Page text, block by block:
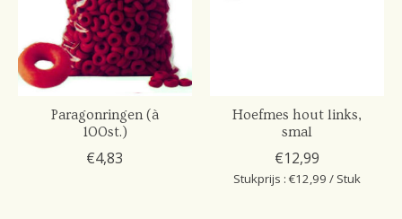
Paragonringen (à
100st.)
€4,83
Hoefmes hout links,
smal
€12,99
Stukprijs : €12,99 / Stuk